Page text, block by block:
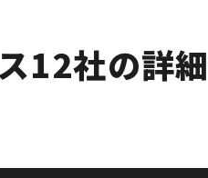
12社の詳